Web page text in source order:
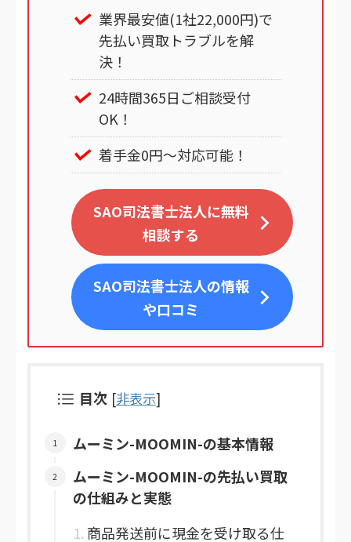
業界最安値(1社22,000円)で
先払い買取トラブルを解
決！
24時間365日ご相談受付
OK！
着手金0円～対応可能！
SAO司法書士法人に無料
相談する
SAO司法書士法人の情報
や口コミ
目次 [非表示]
ムーミン-MOOMIN-の基本情報
ムーミン-MOOMIN-の先払い買取
の仕組みと実態
商品発送前に現金を受け取る仕